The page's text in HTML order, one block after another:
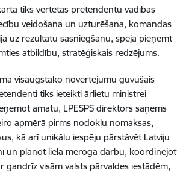
tiks vērtētas pretendentu vadības
veidošana un uzturēšana, komandas
uz rezultātu sasniegšanu, spēja pieņemt
atbildību, stratēģiskais redzējums.
visaugstāko novērtējumu guvušais
tiks ieteikti ārlietu ministrei
amatu, LPESPS direktors saņems
apmērā pirms nodokļu nomaksas,
kā arī unikālu iespēju pārstāvēt Latviju
un plānot liela mēroga darbu, koordinējot
gandrīz visām valsts pārvaldes iestādēm,